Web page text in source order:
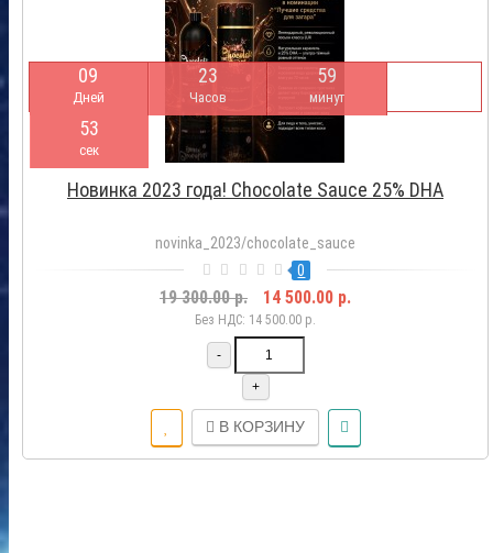
09
Дней
23
Часов
59
минут
52
сек
Новинка 2023 года! Chocolate Sauce 25% DHA
novinka_2023/chocolate_sauce
0
19 300.00 р. 14 500.00 р.
Без НДС: 14 500.00 р.
-
+
В КОРЗИНУ